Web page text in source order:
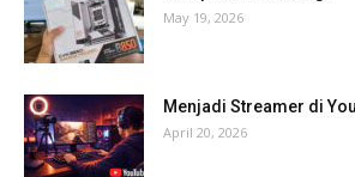
May 19, 2026
Menjadi Streamer di
April 20, 2026